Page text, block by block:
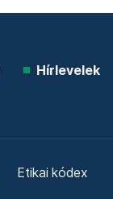
Hírlevelek
Etikai kódex